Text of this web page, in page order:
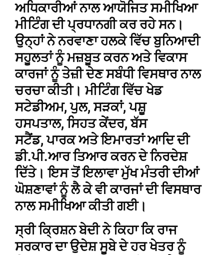
ਅਧਿਕਾਰੀਆਂ ਨਾਲ ਆਯੋਜਿਤ ਸਮੀਖਿਆ
ਮੀਟਿੰਗ ਦੀ ਪ੍ਰਧਾਨਗੀ ਕਰ ਰਹੇ ਸਨ।
ਉਨ੍ਹਾਂ ਨੇ ਨਰਵਾਣਾ ਹਲਕੇ ਵਿੱਚ ਬੁਨਿਆਦੀ
ਸਹੂਲਤਾਂ ਨੂੰ ਮਜ਼ਬੂਤ ਕਰਨ ਅਤੇ ਵਿਕਾਸ
ਕਾਰਜਾਂ ਨੂੰ ਤੇਜ਼ੀ ਦੇਣ ਸਬੰਧੀ ਵਿਸਥਾਰ ਨਾਲ
ਚਰਚਾ ਕੀਤੀ। ਮੀਟਿੰਗ ਵਿੱਚ ਖੇਡ
ਸਟੇਡੀਅਮ, ਪੁਲ, ਸੜਕਾਂ, ਪਸ਼ੂ
ਹਸਪਤਾਲ, ਸਿਹਤ ਕੇਂਦਰ, ਬੱਸ
ਸਟੈਂਡ, ਪਾਰਕ ਅਤੇ ਇਮਾਰਤਾਂ ਆਦਿ ਦੀ
ਡੀ.ਪੀ.ਆਰ ਤਿਆਰ ਕਰਨ ਦੇ ਨਿਰਦੇਸ਼
ਦਿੱਤੇ। ਇਸ ਤੋਂ ਇਲਾਵਾ ਮੁੱਖ ਮੰਤਰੀ ਦੀਆਂ
ਘੋਸ਼ਣਾਵਾਂ ਨੂੰ ਲੈ ਕੇ ਵੀ ਕਾਰਜਾਂ ਦੀ ਵਿਸਥਾਰ
ਨਾਲ ਸਮੀਖਿਆ ਕੀਤੀ ਗਈ।
ਸ੍ਰੀ ਕ੍ਰਿਸ਼ਨ ਬੇਦੀ ਨੇ ਕਿਹਾ ਕਿ ਰਾਜ
ਸਰਕਾਰ ਦਾ ਉਦੇਸ਼ ਸੂਬੇ ਦੇ ਹਰ ਖੇਤਰ ਨੂੰ